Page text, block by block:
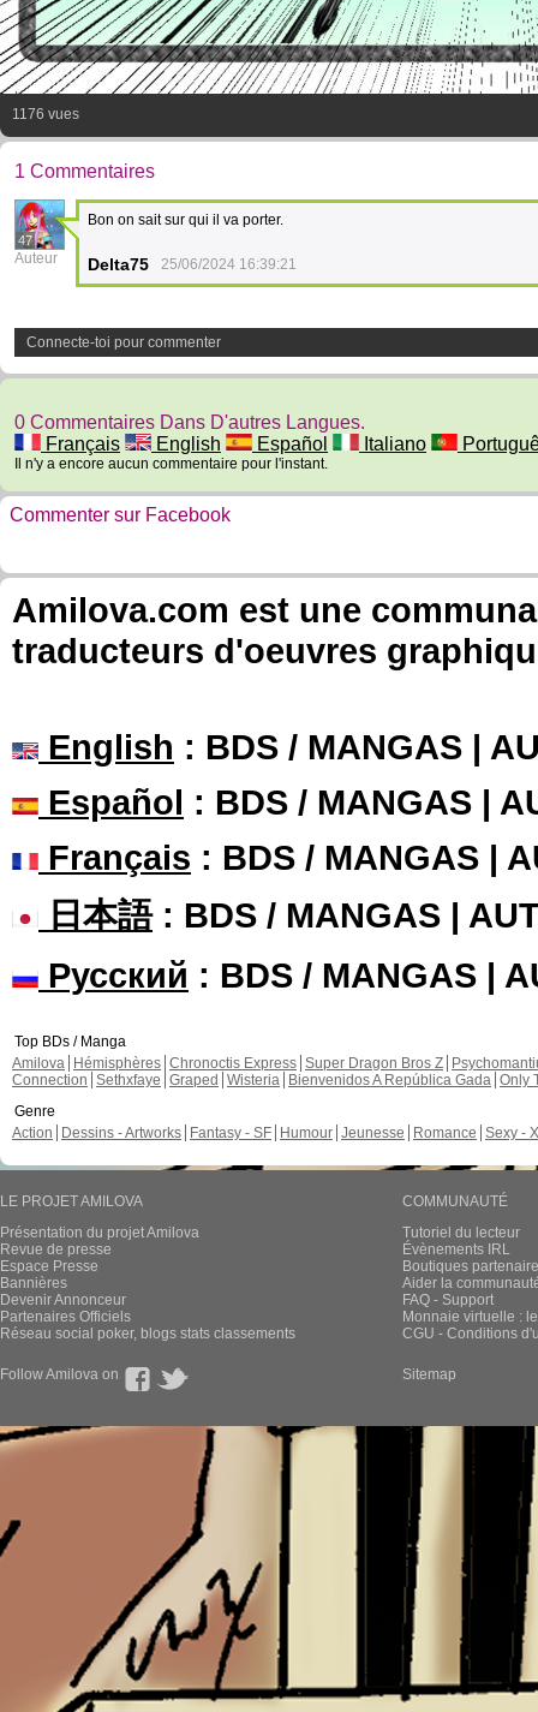
1176 vues
1 Commentaires
47
Auteur
Bon on sait sur qui il va porter.
Delta75 25/06/2024 16:39:21
Connecte-toi pour commenter
0 Commentaires Dans D'autres Langues.
Français
English Español Italiano
Il n'y a encore aucun commentaire pour l'instant.
Commenter sur Facebook
Amilova.com est une
traducteurs d'oeuvres
English : BDS / MANGAS |
Español : BDS / MANGAS |
Français : BDS / MANGAS |
日本語: BDS / MANGAS |
Русский : BDS / MANGAS |
Top BDs / Manga
Amilova
Hémisphères Chronoctis Express Super Dragon Bros Z
Connection Sethxfaye Graped Wisteria Bienvenidos A República Gada Only
Genre
Action
Dessins - Artworks Fantasy - SF Humour Jeunesse Romance Sexy -
LE PROJET AMILOVA
Présentation du projet Amilova
Revue de presse
Espace Presse
Bannières
Devenir Annonceur
Partenaires Officiels
Réseau social poker, blogs stats classements
COMMUNAUTÉ
Tutoriel du lecteur
Évènements IRL
Boutiques
Aider la
FAQ - Support
Monnaie virtuelle :
CGU - Conditions
Follow Amilova on Sitemap